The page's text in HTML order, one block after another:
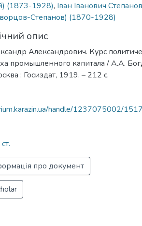
(1873-1928), Іван Іванович
Степанов) (1870-1928)
опис
Александрович. Курс
промышленного капитала / А.А.
: Госиздат, 1919. – 212 с.
handle/1237075002/1517
про документ